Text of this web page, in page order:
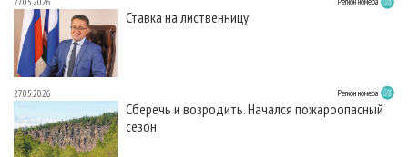
Ставка на лиственницу
27.05.2026 Регион номера
Сберечь и возродить. Начался пожароопасный
сезон